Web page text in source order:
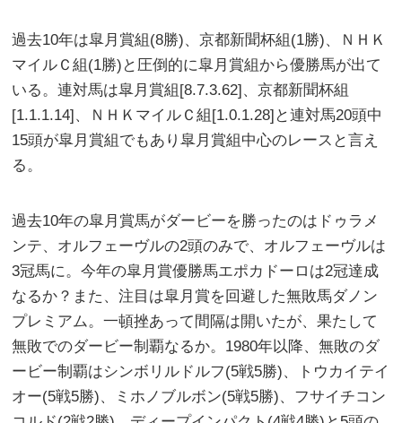
過去10年は皐月賞組(8勝)、京都新聞杯組(1勝)、ＮＨＫ
マイルＣ組(1勝)と圧倒的に皐月賞組から優勝馬が出て
いる。連対馬は皐月賞組[8.7.3.62]、京都新聞杯組
[1.1.1.14]、ＮＨＫマイルＣ組[1.0.1.28]と連対馬20頭中
15頭が皐月賞組でもあり皐月賞組中心のレースと言え
る。
過去10年の皐月賞馬がダービーを勝ったのはドゥラメ
ンテ、オルフェーヴルの2頭のみで、オルフェーヴルは
3冠馬に。今年の皐月賞優勝馬エポカドーロは2冠達成
なるか？また、注目は皐月賞を回避した無敗馬ダノン
プレミアム。一頓挫あって間隔は開いたが、果たして
無敗でのダービー制覇なるか。1980年以降、無敗のダ
ービー制覇はシンボリルドルフ(5戦5勝)、トウカイテイ
オー(5戦5勝)、ミホノブルボン(5戦5勝)、フサイチコン